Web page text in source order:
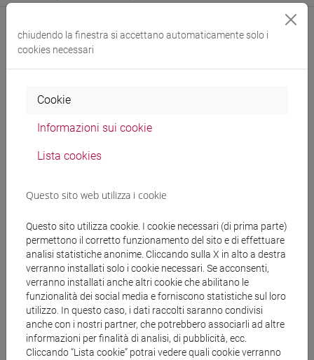
Materiali didattici
Materiali su Moodle
chiudendo la finestra si accettano automaticamente solo i
cookies necessari
Cookie
Informazioni sui cookie
Lista cookies
Questo sito web utilizza i cookie
Questo sito utilizza cookie. I cookie necessari (di prima parte)
permettono il corretto funzionamento del sito e di effettuare
analisi statistiche anonime. Cliccando sulla X in alto a destra
verranno installati solo i cookie necessari. Se acconsenti,
verranno installati anche altri cookie che abilitano le
funzionalità dei social media e forniscono statistiche sul loro
utilizzo. In questo caso, i dati raccolti saranno condivisi
anche con i nostri partner, che potrebbero associarli ad altre
informazioni per finalità di analisi, di pubblicità, ecc.
Cliccando “Lista cookie” potrai vedere quali cookie verranno